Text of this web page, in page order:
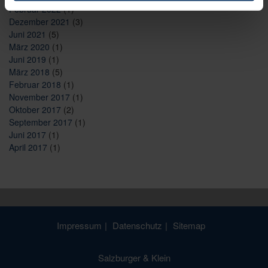
Februar 2022(1)
Dezember 2021 (3)
Juni 2021 (5)
März 2020 (1)
Juni 2019 (1)
März 2018 (5)
Februar 2018 (1)
November 2017 (1)
Oktober 2017 (2)
September 2017 (1)
Juni 2017 (1)
April 2017 (1)
Impressum Datenschutz Sitemap
Salzburger & Klein